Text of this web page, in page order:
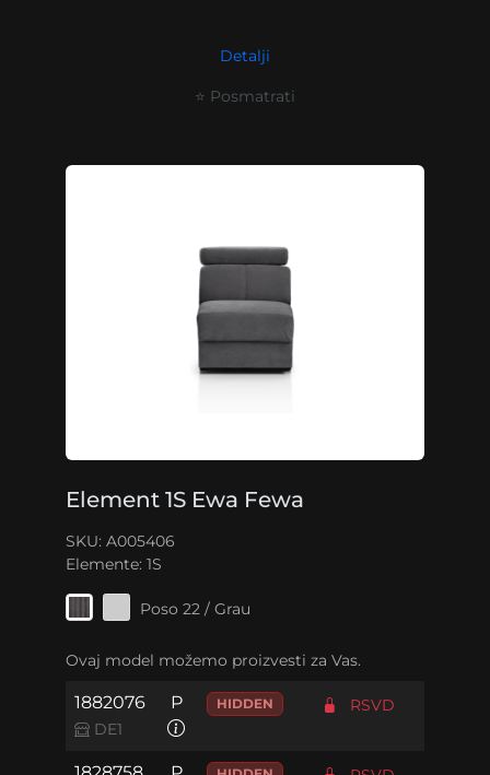
Detalji
⭐ Posmatrati
Element 1S Ewa Fewa
SKU: A005406
Elemente: 1S
Poso 22 / Grau
Ovaj model možemo proizvesti za Vas.
1882076
DE1
P HIDDEN RSVD